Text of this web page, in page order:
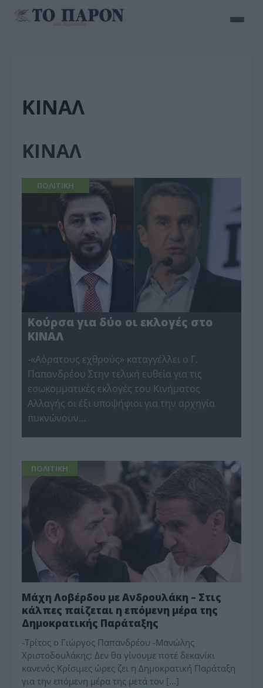
ΚΙΝΑΛ
ΚΙΝΑΛ
ΠΟΛΙΤΙΚΗ
Κούρσα για δύο οι εκλογές στο
ΚΙΝΑΛ
-«Αόρατους εχθρούς» καταγγέλλει ο Γ.
Παπανδρέου Στην τελική ευθεία για τις
εσωκομματικές εκλογές του Κινήματος
Αλλαγής οι έξι υποψήφιοι για την αρχηγία
πυκνώνουν…
ΠΟΛΙΤΙΚΗ
Μάχη Λοβέρδου με Ανδρουλάκη – Στις
κάλπες παίζεται η επόμενη μέρα της
Δημοκρατικής Παράταξης
-Τρίτος ο Γιώργος Παπανδρέου -Μανώλης
Χριστοδουλάκης: Δεν θα γίνουμε ποτέ δεκανίκι
κανενός Κρίσιμες ώρες ζει η Δημοκρατική Παράταξη
για την επόμενη μέρα της μετά τον […]